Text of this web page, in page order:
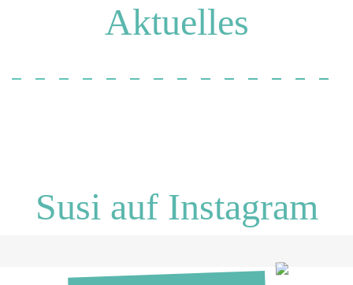
Aktuelles
Susi auf Instagram